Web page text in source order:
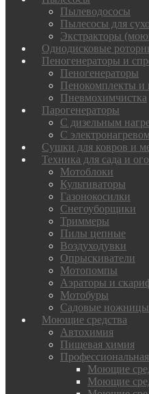
Пылеводососы
Пылесосы для
Экстракторы
Однодисковые
Пеногенераторы и
Пеногенераторы
Пенокомплекты и
Пневмохимчистка
Парогенераторы
С дизельным
С электронагревом
Сушки для ковров и
Техника для сада и
Мотоблоки
Культиваторы
Газонокосилки
Снегоуборщики
Триммеры
Пилы цепные
Воздуходувки
Опрыскиватели
Мотопомпы
Аэраторы и
Мотобуры
Садовые ножницы
Моющие средства
Автохимия
Пищевая химия
Моющие
Моющие